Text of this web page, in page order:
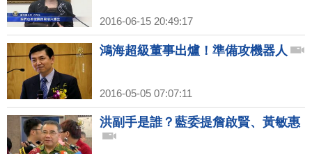
2016-06-15 20:49:17
鴻海超級董事出爐！準備攻機器人
2016-05-05 07:07:11
洪副手是誰？藍委提詹啟賢、黃敏惠